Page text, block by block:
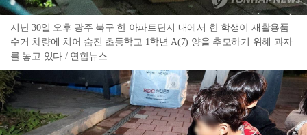
지난 30일 오후 광주 북구 한 아파트단지 내에서 한 학생이 재활용품
수거 차량에 치어 숨진 초등학교 1학년 A(7) 양을 추모하기 위해 과자
를 놓고 있다 / 연합뉴스